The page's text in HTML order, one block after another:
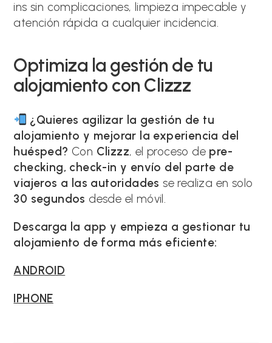
ins sin complicaciones, limpieza impecable y
atención rápida a cualquier incidencia.
Optimiza la gestión de tu
alojamiento con Clizzz
¿Quieres agilizar la gestión de tu
alojamiento y mejorar la experiencia del
huésped? Con Clizzz, el proceso de pre-
checking, check-in y envío del parte de
viajeros a las autoridades se realiza en solo
30 segundos desde el móvil.
Descarga la app y empieza a gestionar tu
alojamiento de forma más eficiente:
ANDROID
IPHONE